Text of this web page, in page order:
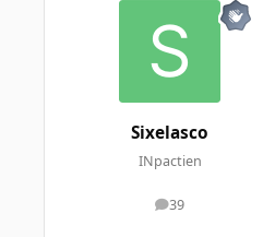
Sixelasco
INpactien
39
messages